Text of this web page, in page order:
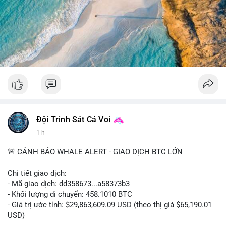
tâm hơn về xu hướng dài hạn. Không nên hành động vội vàng
dựa trên một giao dịch đơn lẻ, hãy quan sát thêm dòng tiền
trong 24-48 giờ để xác nhận xu hướng.
#52dot09btc #chuyenvilanh #tichluydaihan #mempoolbtc
#giaodichlon
Đội Trinh Sát Cá Voi
1 h
🚨 CẢNH BÁO WHALE ALERT - GIAO DỊCH BTC LỚN
Chi tiết giao dịch:
- Mã giao dịch: dd358673...a58373b3
- Khối lượng di chuyển: 458.1010 BTC
- Giá trị ước tính: $29,863,609.09 USD (theo thị giá $65,190.01
USD)